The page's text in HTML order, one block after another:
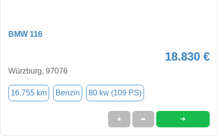
BMW 116
18.830 €
Würzburg, 97076
16.755 km Benzin 80 kw (109 PS)
★ ➦ ➜